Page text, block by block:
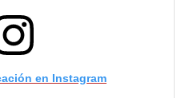
en Instagram